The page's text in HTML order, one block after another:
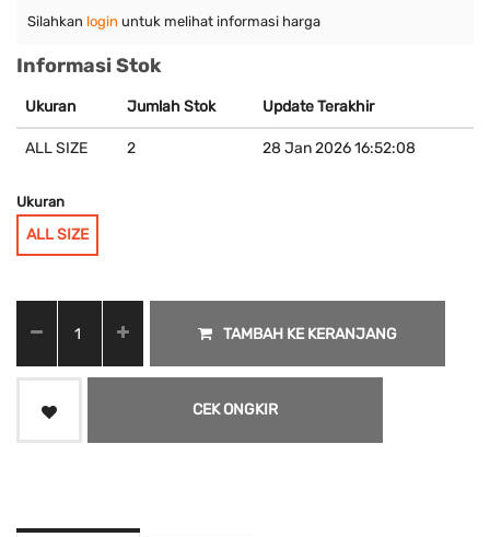
Silahkan login untuk melihat informasi harga
Informasi Stok
Ukuran Jumlah Stok Update Terakhir
ALL SIZE 2 28 Jan 2026 16:52:08
Ukuran
ALL SIZE
TAMBAH KE KERANJANG
CEK ONGKIR